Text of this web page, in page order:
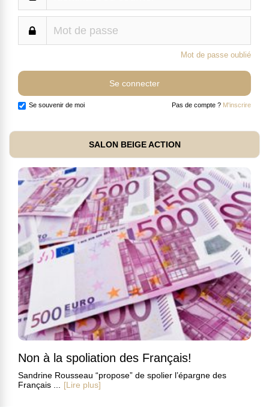
Mot de passe oublié
Se souvenir de moi Pas de compte ? M'inscrire
SALON BEIGE ACTION
Non à la spoliation des Français!
Sandrine Rousseau “propose” de spolier l’épargne des
Français ...
[Lire plus]